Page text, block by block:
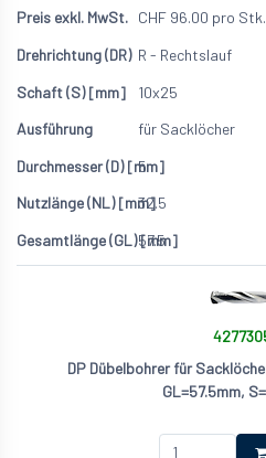
CHF 96.00 pro Stk.
R - Rechtslauf
10x25
für Sacklöcher
5
32.5
57.5
DP Dübelbohrer für
GL=57.5mm,